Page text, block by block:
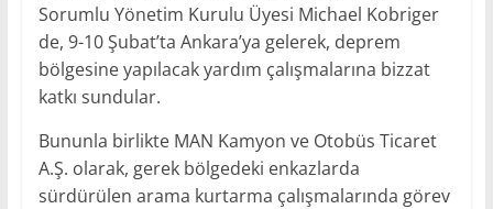
Sorumlu Yönetim Kurulu Üyesi Michael Kobriger
de, 9-10 Şubat’ta Ankara’ya gelerek, deprem
bölgesine yapılacak yardım çalışmalarına bizzat
katkı sundular.
Bununla birlikte MAN Kamyon ve Otobüs Ticaret
A.Ş. olarak, gerek bölgedeki enkazlarda
sürdürülen arama kurtarma çalışmalarında görev